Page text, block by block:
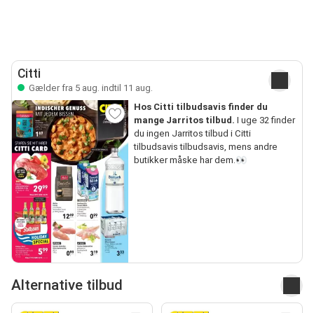
Citti
Gælder fra 5 aug. indtil 11 aug.
Hos Citti tilbudsavis finder du
mange Jarritos tilbud. I uge 32 finder
du ingen Jarritos tilbud i Citti
tilbudsavis tilbudsavis, mens andre
butikker måske har dem.👀
Alternative tilbud